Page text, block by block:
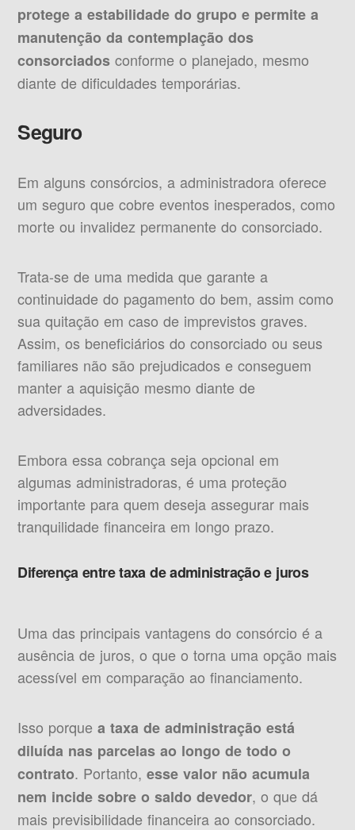
protege a estabilidade do grupo e permite a
manutenção da contemplação dos
consorciadosconforme o planejado, mesmo
diante de dificuldades temporárias.
Seguro
Em alguns consórcios, a administradora oferece
um seguro que cobre eventos inesperados, como
morte ou invalidez permanente do consorciado.
Trata-se de uma medida que garante a
continuidade do pagamento do bem, assim como
sua quitação em caso de imprevistos graves.
Assim, os beneficiários do consorciado ou seus
familiares não são prejudicados e conseguem
manter a aquisição mesmo diante de
adversidades.
Embora essa cobrança seja opcional em
algumas administradoras, é uma proteção
importante para quem deseja assegurar mais
tranquilidade financeira em longo prazo.
Diferença entre taxa de administração e juros
Uma das principais vantagens do consórcio é a
ausência de juros, o que o torna uma opção mais
acessível em comparação ao financiamento.
Isso porquea taxa de administração está
diluída nas parcelas ao longo de todo o
contrato. Portanto,esse valor não acumula
nem incide sobre o saldo devedor, o que dá
mais previsibilidade financeira ao consorciado.